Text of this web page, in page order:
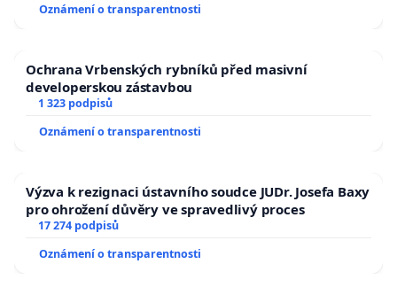
Oznámení o transparentnosti
Ochrana Vrbenských rybníků před masivní
developerskou zástavbou
1 323 podpisů
Oznámení o transparentnosti
Výzva k rezignaci ústavního soudce JUDr. Josefa Baxy
pro ohrožení důvěry ve spravedlivý proces
17 274 podpisů
Oznámení o transparentnosti